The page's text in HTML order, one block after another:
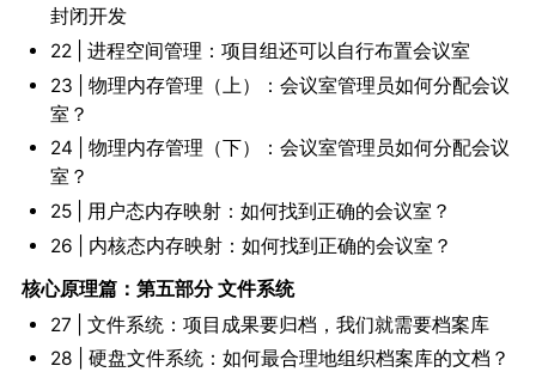
封闭开发
22 | 进程空间管理：项目组还可以自行布置会议室
23 | 物理内存管理（上）：会议室管理员如何分配会议
室？
24 | 物理内存管理（下）：会议室管理员如何分配会议
室？
25 | 用户态内存映射：如何找到正确的会议室？
26 | 内核态内存映射：如何找到正确的会议室？
核心原理篇：第五部分 文件系统
27 | 文件系统：项目成果要归档，我们就需要档案库
28 | 硬盘文件系统：如何最合理地组织档案库的文档？